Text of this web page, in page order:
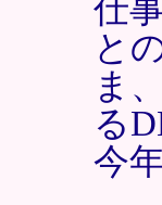
仕
と
ま
る
今